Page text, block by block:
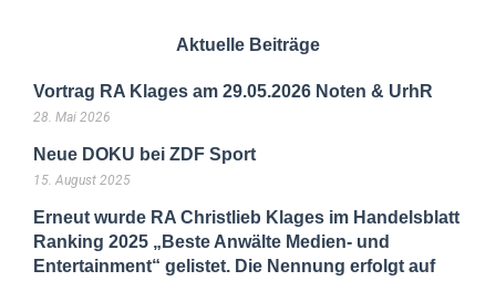
Aktuelle Beiträge
Vortrag RA Klages am 29.05.2026 Noten & UrhR
28. Mai 2026
Neue DOKU bei ZDF Sport
15. August 2025
Erneut wurde RA Christlieb Klages im Handelsblatt
Ranking 2025 „Beste Anwälte Medien- und
Entertainment“ gelistet. Die Nennung erfolgt auf